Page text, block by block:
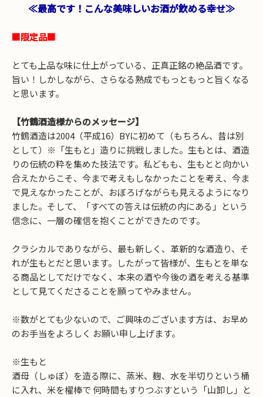
≪最高です！こんな美味しいお酒が飲める幸せ≫
■限定品■
とても上品な味に仕上がっている、正真正銘の絶品酒です。
旨い！しかしながら、さらなる熟成でもっともっと旨くなる
と思います。
【竹鶴酒造様からのメッセージ】
竹鶴酒造は2004（平成16）BYに初めて（もちろん、昔は別
として）※「生もと」造りに挑戦しました。生もとは、酒造
りの伝統の粋を集めた技法です。私どもも、生もとと向かい
合えたからこそ、今まで考えもしなかったことを考え、今ま
で見えなかったことが、おぼろげながらも見えるようになり
ました。そして、「すべての答えは伝統の内にある」という
信念に、一層の確信を抱くことができたのです。
クラシカルでありながら、最も新しく、革新的な酒造り、そ
れが生もとだと思います。したがって皆様が、生もとを単な
る商品としてだけでなく、本来の酒や今後の酒を考える基準
として見てくださることを願ってやみません。
※数がとても少ないので、ご興味のございます方は、お早め
のお手当をよろしく お願い申し上げます。
※生もと
酒母（しゅぼ）を造る際に、蒸米、麹、水を半切りという桶
に入れ、米を櫂棒で 何時間もすりつぶすという「山卸し」と